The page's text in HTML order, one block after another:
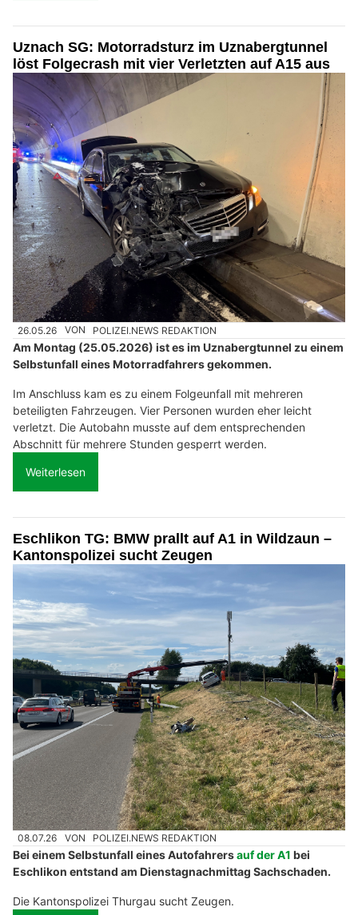
Uznach SG: Motorradsturz im Uznabergtunnel
löst Folgecrash mit vier Verletzten auf A15 aus
26.05.26 VON POLIZEI.NEWS REDAKTION
Am Montag (25.05.2026) ist es im Uznabergtunnel zu einem
Selbstunfall eines Motorradfahrers gekommen.
Im Anschluss kam es zu einem Folgeunfall mit mehreren
beteiligten Fahrzeugen. Vier Personen wurden eher leicht
verletzt. Die Autobahn musste auf dem entsprechenden
Abschnitt für mehrere Stunden gesperrt werden.
Weiterlesen
Eschlikon TG: BMW prallt auf A1 in Wildzaun –
Kantonspolizei sucht Zeugen
08.07.26 VON POLIZEI.NEWS REDAKTION
Bei einem Selbstunfall eines Autofahrersauf der A1 bei
Eschlikon entstand am Dienstagnachmittag Sachschaden.
Die Kantonspolizei Thurgau sucht Zeugen.